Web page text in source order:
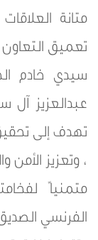
متانة
تعميق التعاون
سيدي خادم
عبدالعزيز آل
تهدف إلى
، وتعزيز الأمن
متمنياً
الفرنسي الصديق